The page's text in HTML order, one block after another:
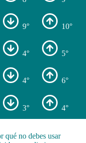
9° 10°
4° 5°
4° 6°
3° 4°